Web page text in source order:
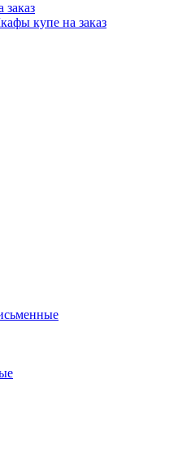
заказ
купе на заказ